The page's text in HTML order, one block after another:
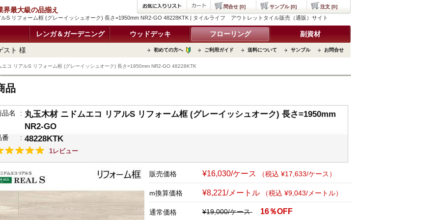
S リフォーム框 (グレーイッシュオーク) 長さ=1950mm NR2-GO 48228KTK | タイルライフ アウトレットタイル販売（通販）サイト
最大級の品揃え
レンガ＆ガーデニング ウッドデッキ フローリング 副資材
スト 様 初めての方へ ご利用ガイド 送料について サンプル お問合せ
問合せ [0] サンプル [0] 注文 [0]
コ リアルS リフォーム框 (グレーイッシュオーク) 長さ=1950mm NR2-GO 48228KTK
品
品名 : 丸玉木材 ニドムエコ リアルS リフォーム框 (グレーイッシュオーク) 長さ=1950mm
NR2-GO
番 : 48228KTK
1レビュー
販売価格 ¥16,030/ケース （税込 ¥17,633/ケース）
m換算価格 ¥8,221/メートル （税込 ¥9,043/メートル）
通常価格 ¥19,000/ケース 16％OFF